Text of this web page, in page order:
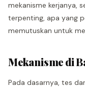
mekanisme kerjanya,
terpenting, apa yang
memutuskan untuk
Mekanisme di
Pada dasarnya, tes